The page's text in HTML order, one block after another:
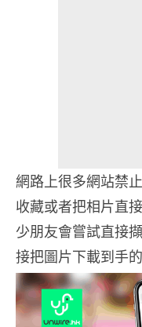
網路上很多網站禁
收藏或者把相片直
少朋友會嘗試直接
接把圖片下載到手